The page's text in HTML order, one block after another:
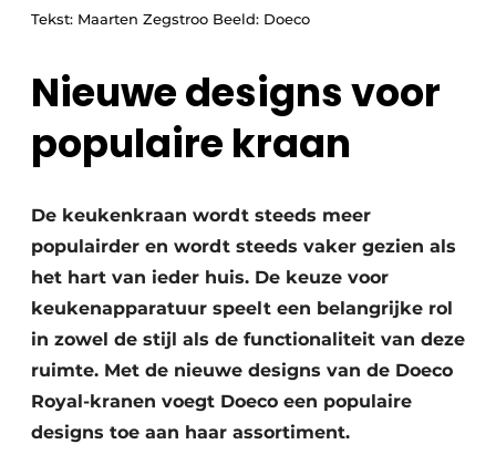
Vacature aanmelden
Video’s
Tekst: Maarten Zegstroo Beeld: Doeco
Nieuwe designs voor
populaire kraan
De keukenkraan wordt steeds meer
populairder en wordt steeds vaker gezien als
het hart van ieder huis. De keuze voor
keukenapparatuur speelt een belangrijke rol
in zowel de stijl als de functionaliteit van deze
ruimte. Met de nieuwe designs van de Doeco
Royal-kranen voegt Doeco een populaire
designs toe aan haar assortiment.